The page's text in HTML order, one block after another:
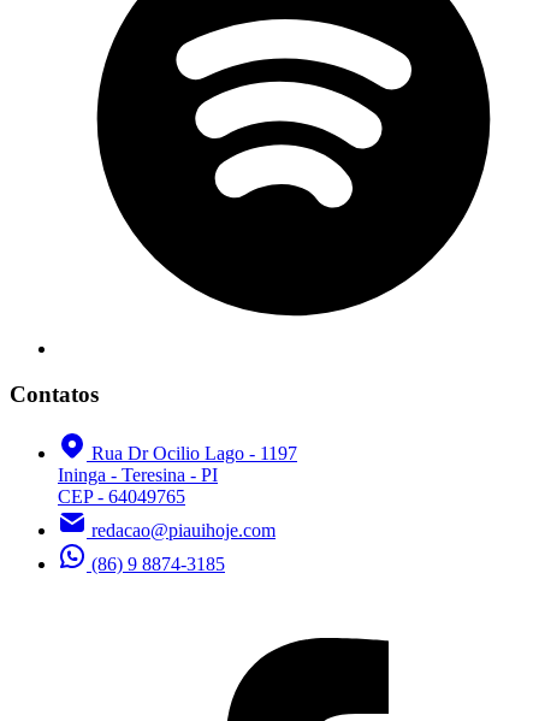
Contatos
Rua Dr Ocilio Lago - 1197
Ininga - Teresina - PI
CEP - 64049765
redacao@piauihoje.com
(86) 9 8874-3185